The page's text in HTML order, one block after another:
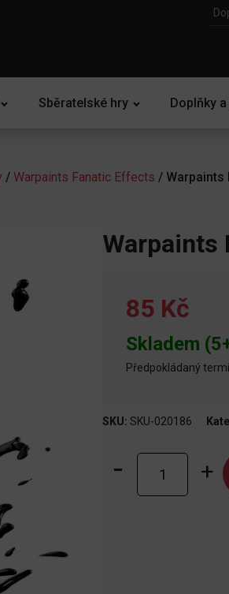
Sběratelské hry Doplňky
/ Warpaints Fanatic Effects / Warpaints
Warpaints
85 Kč
Skladem
Předpokládaný
SKU: SKU-020186
Fanatic
Effects: